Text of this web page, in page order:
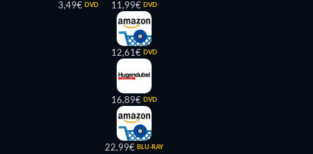
3,49€ DVD 11,99€ DVD
12,61€ DVD
16,89€ DVD
22,99€ BLU-RAY